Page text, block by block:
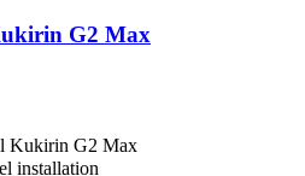
G2 Max
Kukirin G2 Max
installation